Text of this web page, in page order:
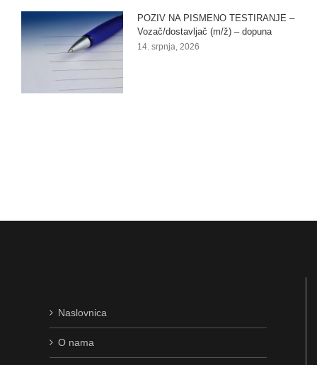
POZIV NA PISMENO TESTIRANJE –
Vozač/dostavljač (m/ž) – dopuna
14. srpnja, 2026
Naslovnica
O nama